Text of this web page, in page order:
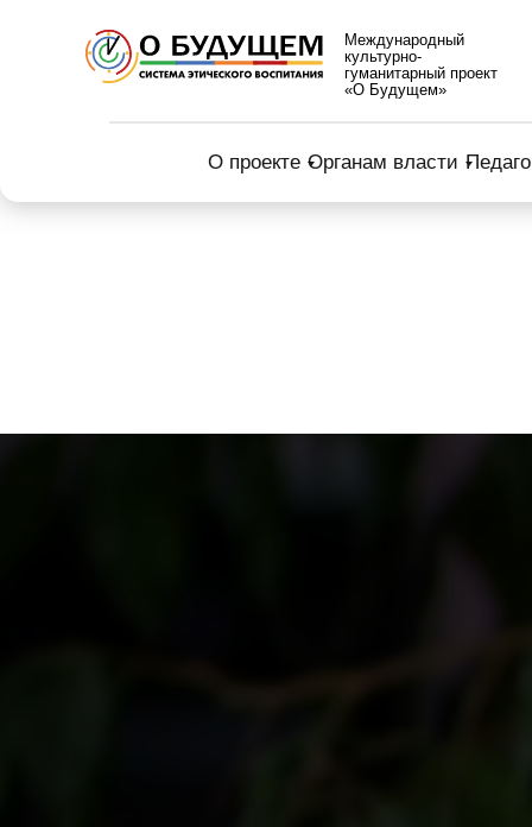
О проекте Органам власти
Международный
культурно-
гуманитарный проект
«О Будущем»